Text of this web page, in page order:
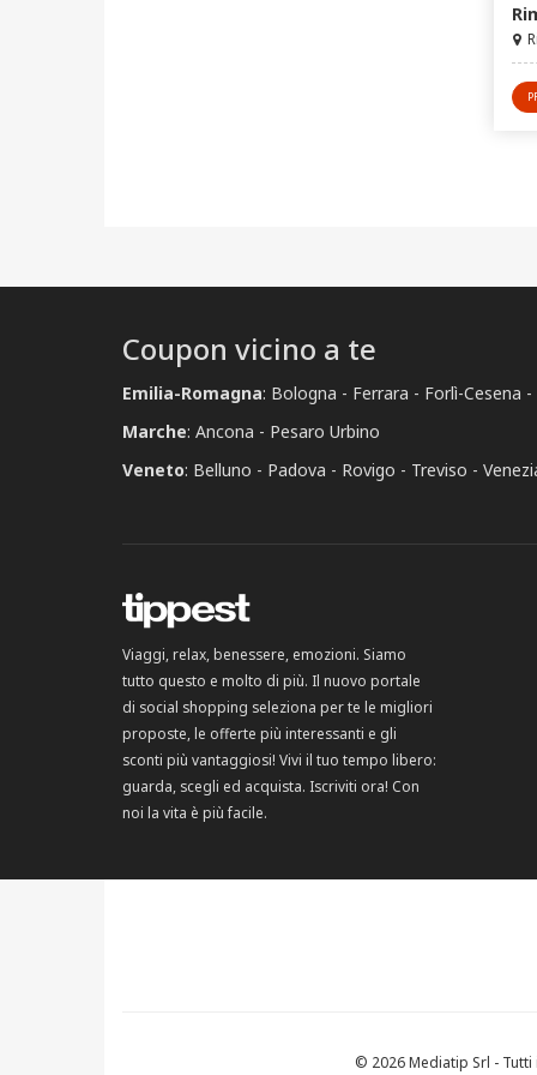
Coupon vicino a te
Emilia-Romagna: Bologna Ferrara
Forlì-Cesena
Marche: Ancona
Pesaro Urbino
Veneto: Belluno Padova Rovigo Treviso
Viaggi, relax, benessere, emozioni. Siamo
tutto questo e molto di più. Il nuovo portale
di social shopping seleziona per te le migliori
proposte, le offerte più interessanti e gli
sconti più vantaggiosi! Vivi il tuo tempo libero:
guarda, scegli ed acquista. Iscriviti ora! Con
noi la vita è più facile.
© 2026 Mediatip Srl -